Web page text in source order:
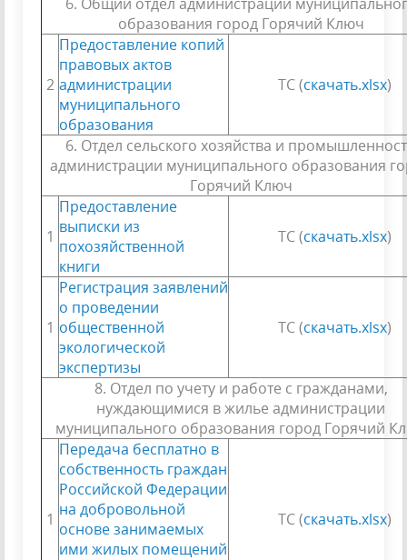
образования город Горячий Ключ
2
Предоставление копий
правовых актов
администрации
муниципального
образования
ТС (скачать.xlsx)
6. Отдел сельского хозяйства и
администрации муниципального образования
Горячий Ключ
1
Предоставление
выписки из
похозяйственной
книги
ТС (скачать.xlsx)
1
Регистрация заявлений
о проведении
общественной
экологической
экспертизы
ТС (скачать.xlsx)
8. Отдел по учету и работе с гражданами,
нуждающимися в жилье администрации
муниципального образования город Горячий
1
Передача бесплатно в
собственность граждан
Российской Федерации
на добровольной
основе занимаемых
ими жилых помещений
ТС (скачать.xlsx)